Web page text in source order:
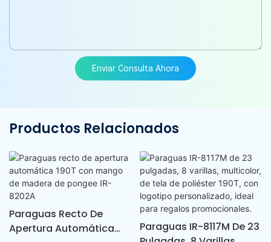
Enviar Consulta Ahora
Productos Relacionados
Paraguas Recto De
Apertura Automática
Paraguas IR-8117M De 23